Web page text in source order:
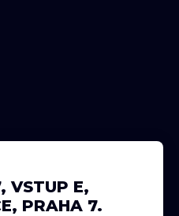
VSTUP E,
PRAHA 7.